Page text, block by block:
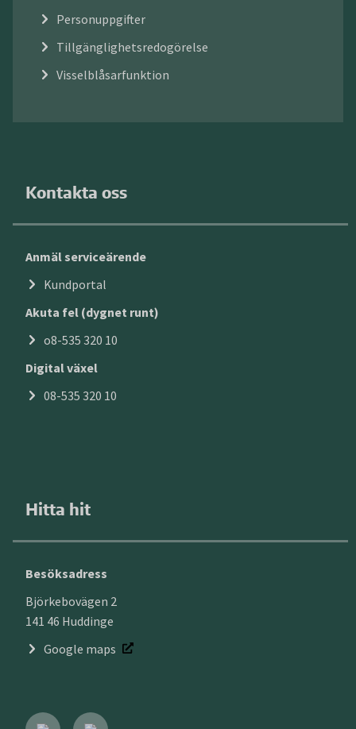
Personuppgifter
Tillgänglighetsredogörelse
Visselblåsarfunktion
Kontakta oss
Anmäl serviceärende
Kundportal
Akuta fel (dygnet runt)
o8-535 320 10
Digital växel
08-535 320 10
Hitta hit
Besöksadress
Björkebovägen 2
141 46 Huddinge
Google maps